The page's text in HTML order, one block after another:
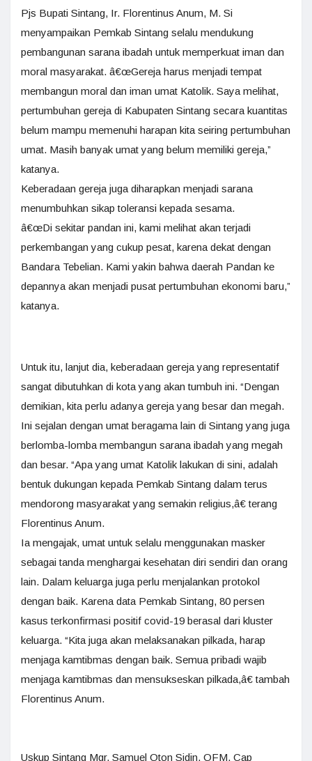
Pjs Bupati Sintang, Ir. Florentinus Anum, M. Si
menyampaikan Pemkab Sintang selalu mendukung
pembangunan sarana ibadah untuk memperkuat iman dan
moral masyarakat. â€œGereja harus menjadi tempat
membangun moral dan iman umat Katolik. Saya melihat,
pertumbuhan gereja di Kabupaten Sintang secara kuantitas
belum mampu memenuhi harapan kita seiring pertumbuhan
umat. Masih banyak umat yang belum memiliki gereja,”
katanya.
Keberadaan gereja juga diharapkan menjadi sarana
menumbuhkan sikap toleransi kepada sesama.
â€œDi sekitar pandan ini, kami melihat akan terjadi
perkembangan yang cukup pesat, karena dekat dengan
Bandara Tebelian. Kami yakin bahwa daerah Pandan ke
depannya akan menjadi pusat pertumbuhan ekonomi baru,”
katanya.
Untuk itu, lanjut dia, keberadaan gereja yang representatif
sangat dibutuhkan di kota yang akan tumbuh ini. “Dengan
demikian, kita perlu adanya gereja yang besar dan megah.
Ini sejalan dengan umat beragama lain di Sintang yang juga
berlomba-lomba membangun sarana ibadah yang megah
dan besar. “Apa yang umat Katolik lakukan di sini, adalah
bentuk dukungan kepada Pemkab Sintang dalam terus
mendorong masyarakat yang semakin religius,â€ terang
Florentinus Anum.
Ia mengajak, umat untuk selalu menggunakan masker
sebagai tanda menghargai kesehatan diri sendiri dan orang
lain. Dalam keluarga juga perlu menjalankan protokol
dengan baik. Karena data Pemkab Sintang, 80 persen
kasus terkonfirmasi positif covid-19 berasal dari kluster
keluarga. “Kita juga akan melaksanakan pilkada, harap
menjaga kamtibmas dengan baik. Semua pribadi wajib
menjaga kamtibmas dan mensukseskan pilkada,â€ tambah
Florentinus Anum.
Uskup Sintang Mgr. Samuel Oton Sidin, OFM. Cap